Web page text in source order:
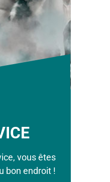
(levage,
...).
vous êtes
bon endroit !